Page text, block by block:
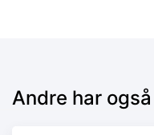
Andre har